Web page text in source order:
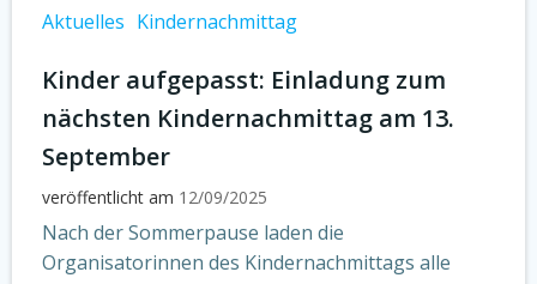
Aktuelles Kindernachmittag
Kinder aufgepasst: Einladung zum
nächsten Kindernachmittag am 13.
September
veröffentlicht am 12/09/2025
Nach der Sommerpause laden die
Organisatorinnen des Kindernachmittags alle